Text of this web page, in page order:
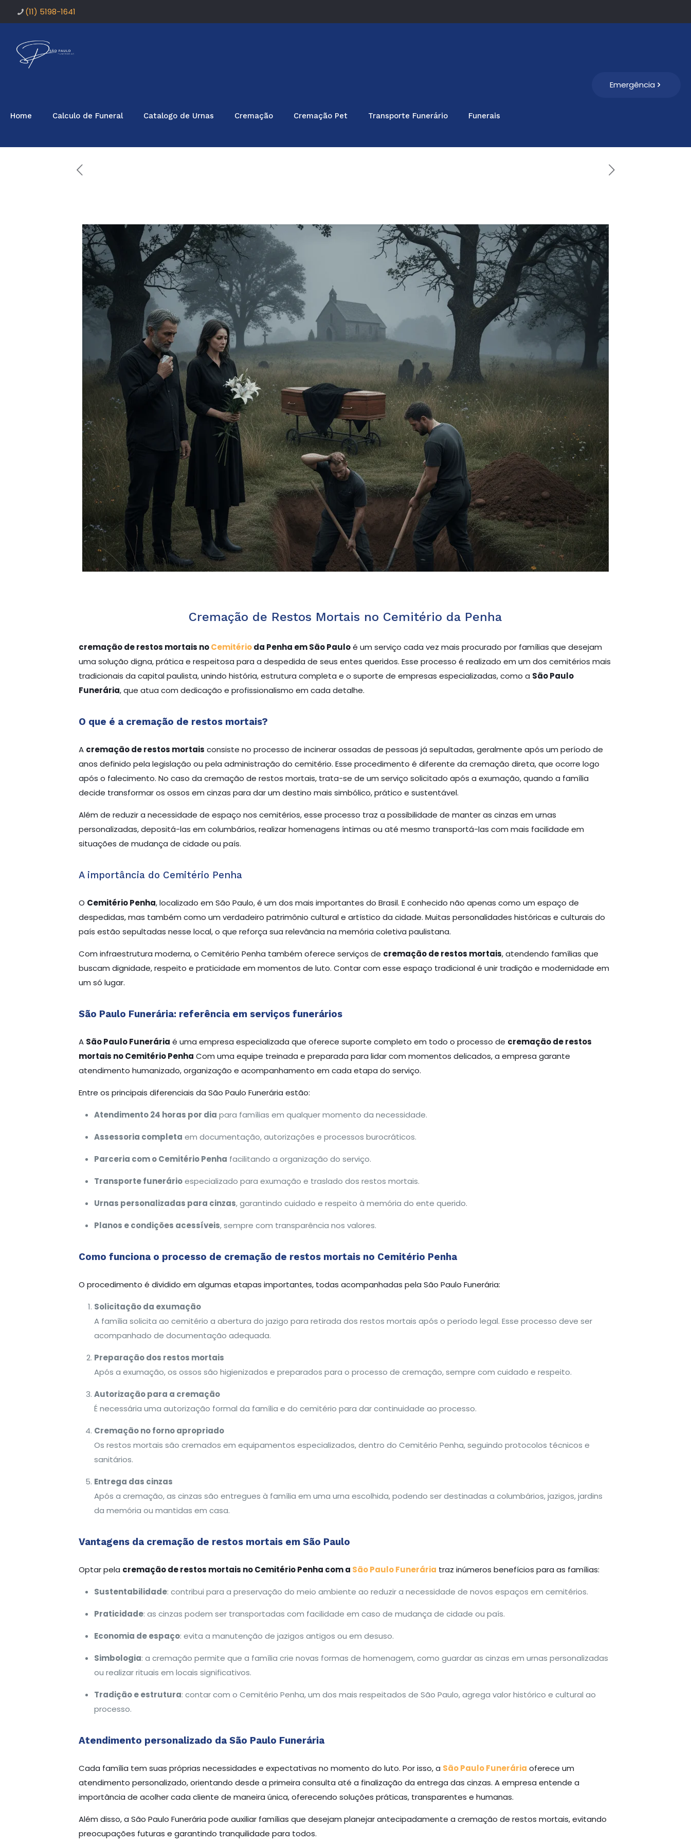
(11) 5198-1641
Home Calculo de Funeral Catalogo de Urnas Cremação Cremação Pet Transporte Funerário Funerais
Emergência
Cremação de Restos Mortais no Cemitério da Penha
cremação de restos mortais noCemitérioda Penha em São Pauloé um serviço cada vez mais procurado por famílias que desejam
uma solução digna, prática e respeitosa para a despedida de seus entes queridos. Esse processo é realizado em um dos cemitérios mais
tradicionais da capital paulista, unindo história, estrutura completa e o suporte de empresas especializadas, como a São Paulo
Funerária, que atua com dedicação e profissionalismo em cada detalhe.
O que é a cremação de restos mortais?
A cremação de restos mortais consiste no processo de incinerar ossadas de pessoas já sepultadas, geralmente após um período de
anos definido pela legislação ou pela administração do cemitério. Esse procedimento é diferente da cremação direta, que ocorre logo
após o falecimento. No caso da cremação de restos mortais, trata-se de um serviço solicitado após a exumação, quando a família
decide transformar os ossos em cinzas para dar um destino mais simbólico, prático e sustentável.
Além de reduzir a necessidade de espaço nos cemitérios, esse processo traz a possibilidade de manter as cinzas em urnas
personalizadas, depositá-las em columbários, realizar homenagens íntimas ou até mesmo transportá-las com mais facilidade em
situações de mudança de cidade ou país.
A importância do Cemitério Penha
O Cemitério Penha, localizado em São Paulo, é um dos mais importantes do Brasil. E conhecido não apenas como um espaço de
despedidas, mas também como um verdadeiro patrimônio cultural e artístico da cidade. Muitas personalidades históricas e culturais do
país estão sepultadas nesse local, o que reforça sua relevância na memória coletiva paulistana.
Com infraestrutura moderna, o Cemitério Penha também oferece serviços de cremação de restos mortais, atendendo famílias que
buscam dignidade, respeito e praticidade em momentos de luto. Contar com esse espaço tradicional é unir tradição e modernidade em
um só lugar.
São Paulo Funerária: referência em serviços funerários
A São Paulo Funerária é uma empresa especializada que oferece suporte completo em todo o processo de cremação de restos
mortais no Cemitério Penha Com uma equipe treinada e preparada para lidar com momentos delicados, a empresa garante
atendimento humanizado, organização e acompanhamento em cada etapa do serviço.
Entre os principais diferenciais da São Paulo Funerária estão:
Atendimento 24 horas por dia para famílias em qualquer momento da necessidade.
Assessoria completa em documentação, autorizações e processos burocráticos.
Parceria com o Cemitério Penha facilitando a organização do serviço.
Transporte funerárioespecializado para exumação e traslado dos restos mortais.
Urnas personalizadas para cinzas, garantindo cuidado e respeito à memória do ente querido.
Planos e condições acessíveis, sempre com transparência nos valores.
Como funciona o processo de cremação de restos mortais no Cemitério Penha
O procedimento é dividido em algumas etapas importantes, todas acompanhadas pela São Paulo Funerária:
Solicitação da exumação
A família solicita ao cemitério a abertura do jazigo para retirada dos restos mortais após o período legal. Esse processo deve ser
acompanhado de documentação adequada.
Preparação dos restos mortais
Após a exumação, os ossos são higienizados e preparados para o processo de cremação, sempre com cuidado e respeito.
Autorização para a cremação
É necessária uma autorização formal da família e do cemitério para dar continuidade ao processo.
Cremação no forno apropriado
Os restos mortais são cremados em equipamentos especializados, dentro do Cemitério Penha, seguindo protocolos técnicos e
sanitários.
Entrega das cinzas
Após a cremação, as cinzas são entregues à família em uma urna escolhida, podendo ser destinadas a columbários, jazigos, jardins
da memória ou mantidas em casa.
Vantagens da cremação de restos mortais em São Paulo
Optar pela cremação de restos mortais no Cemitério Penha com a São Paulo Funerária traz inúmeros benefícios para as famílias:
Sustentabilidade: contribui para a preservação do meio ambiente ao reduzir a necessidade de novos espaços em cemitérios.
Praticidade: as cinzas podem ser transportadas com facilidade em caso de mudança de cidade ou país.
Economia de espaço: evita a manutenção de jazigos antigos ou em desuso.
Simbologia: a cremação permite que a família crie novas formas de homenagem, como guardar as cinzas em urnas personalizadas
ou realizar rituais em locais significativos.
Tradição e estrutura: contar com o Cemitério Penha, um dos mais respeitados de São Paulo, agrega valor histórico e cultural ao
processo.
Atendimento personalizado da São Paulo Funerária
Cada família tem suas próprias necessidades e expectativas no momento do luto. Por isso, a São Paulo Funerária oferece um
atendimento personalizado, orientando desde a primeira consulta até a finalização da entrega das cinzas. A empresa entende a
importância de acolher cada cliente de maneira única, oferecendo soluções práticas, transparentes e humanas.
Além disso, a São Paulo Funerária pode auxiliar famílias que desejam planejar antecipadamente a cremação de restos mortais, evitando
preocupações futuras e garantindo tranquilidade para todos.